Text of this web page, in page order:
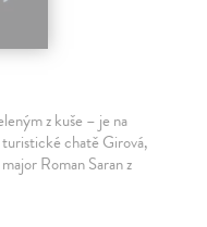
z kuše – je na
chatě Girová,
Roman Saran z